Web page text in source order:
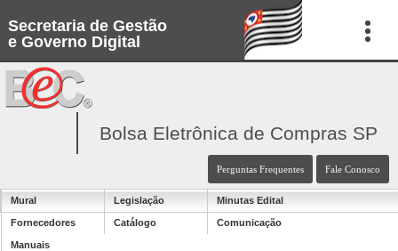
Secretaria de Gestão
e Governo Digital
Bolsa Eletrônica de Compras SP
Perguntas Frequentes Fale Conosco
Mural Legislação Minutas Edital
Fornecedores Catálogo Comunicação
Manuais